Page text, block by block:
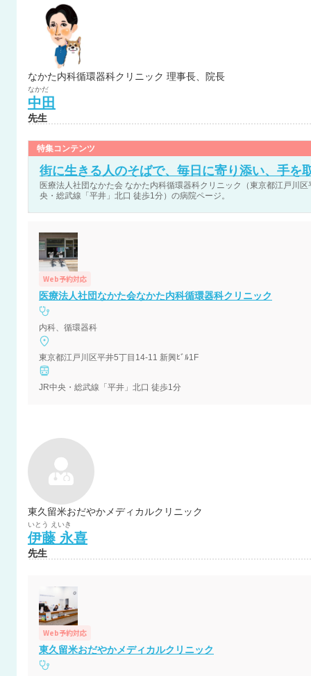
なかた内科循環器科クリニック 理事長、院長
なかだ
中田
先生
特集コンテンツ
街に生きる人のそばで、毎日に寄り添い、手を
医療法人社団なかた会 なかた内科循環器科クリニック（東京都江戸川
央・総武線「平井」北口 徒歩1分）の病院ページ。
Web予約対応
医療法人社団なかた会なかた内科循環器科クリニック
内科、循環器科
東京都江戸川区平井5丁目14-11 新興ﾋﾞﾙ1F
JR中央・総武線「平井」北口 徒歩1分
東久留米おだやかメディカルクリニック
いとう えいき
伊藤 永喜
先生
Web予約対応
東久留米おだやかメディカルクリニック